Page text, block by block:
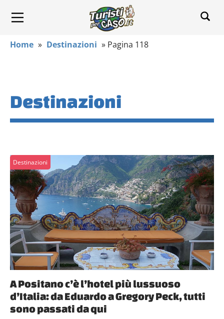
Home » Destinazioni » Pagina 118
Destinazioni
Destinazioni
A Positano c’è l’hotel più lussuoso
d’Italia: da Eduardo a Gregory Peck, tutti
sono passati da qui